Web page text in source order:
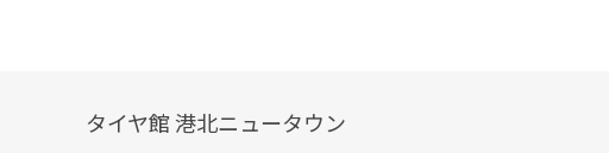
タイヤ館 港北ニュータウン